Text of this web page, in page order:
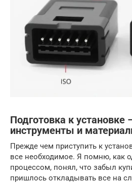
Подготовка к
инструменты и
Прежде чем приступить к
все необходимое. Я помню, как
процессом, понял, что забыл
пришлось откладывать все на